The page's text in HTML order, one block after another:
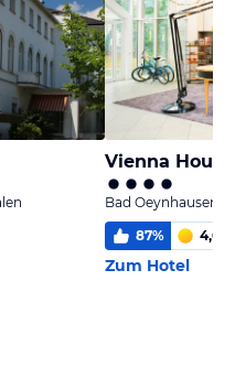
Bad Oeynhausen,
87% 4,6
Zum Hotel